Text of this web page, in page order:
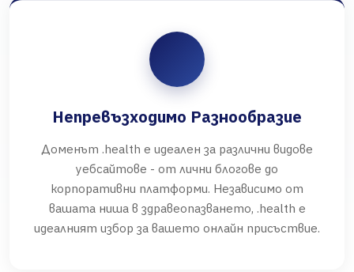
Непревъзходимо Разнообразие
Доменът .health е идеален за различни видове
уебсайтове - от лични блогове до
корпоративни платформи. Независимо от
вашата ниша в здравеопазването, .health е
идеалният избор за вашето онлайн присъствие.